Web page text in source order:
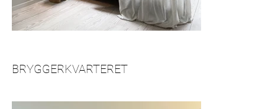
BRYGGERKVARTERET